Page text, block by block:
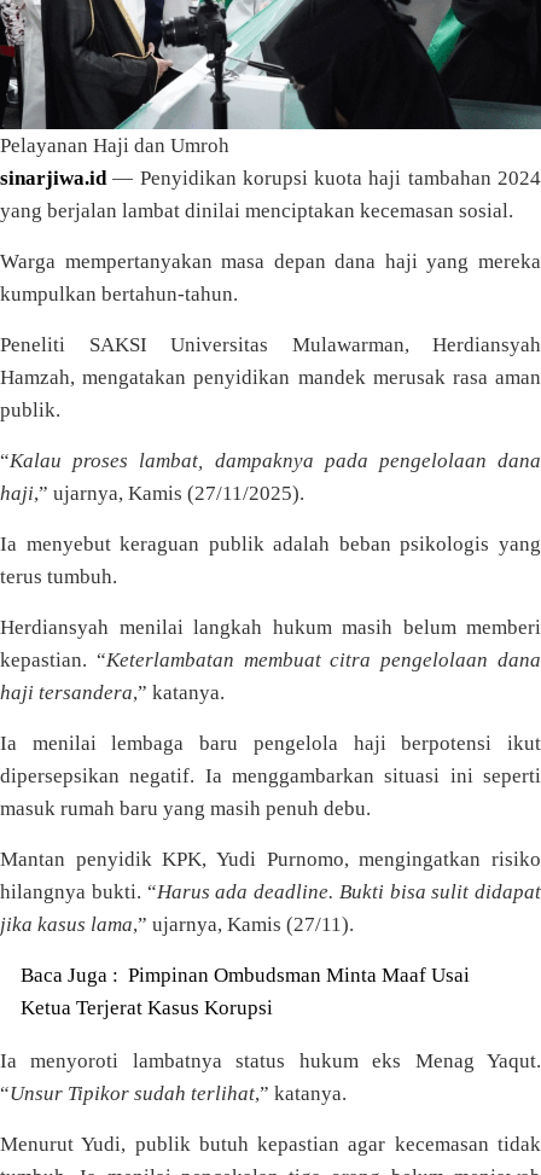
Pelayanan Haji dan Umroh
sinarjiwa.id — Penyidikan korupsi kuota haji tambahan 2024
yang berjalan lambat dinilai menciptakan kecemasan sosial.
Warga mempertanyakan masa depan dana haji yang mereka
kumpulkan bertahun-tahun.
Peneliti SAKSI Universitas Mulawarman, Herdiansyah
Hamzah, mengatakan penyidikan mandek merusak rasa aman
publik.
“Kalau proses lambat, dampaknya pada pengelolaan dana
haji,” ujarnya, Kamis (27/11/2025).
Ia menyebut keraguan publik adalah beban psikologis yang
terus tumbuh.
Herdiansyah menilai langkah hukum masih belum memberi
kepastian. “Keterlambatan membuat citra pengelolaan dana
haji tersandera,” katanya.
Ia menilai lembaga baru pengelola haji berpotensi ikut
dipersepsikan negatif. Ia menggambarkan situasi ini seperti
masuk rumah baru yang masih penuh debu.
Mantan penyidik KPK, Yudi Purnomo, mengingatkan risiko
hilangnya bukti. “Harus ada deadline. Bukti bisa sulit didapat
jika kasus lama,” ujarnya, Kamis (27/11).
Baca Juga : Pimpinan Ombudsman Minta Maaf Usai
Ketua Terjerat Kasus Korupsi
Ia menyoroti lambatnya status hukum eks Menag Yaqut.
“Unsur Tipikor sudah terlihat,” katanya.
Menurut Yudi, publik butuh kepastian agar kecemasan tidak